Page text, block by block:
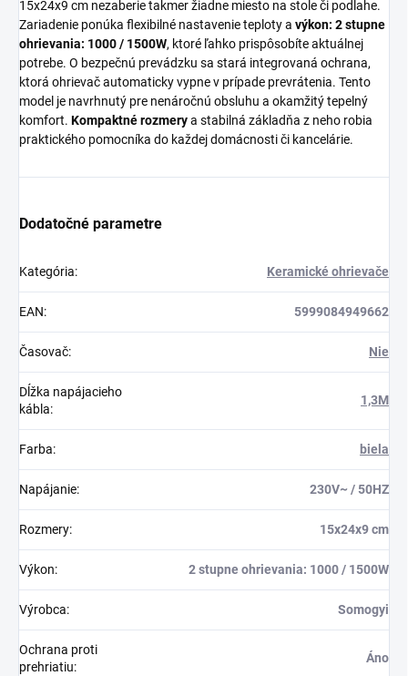
15x24x9 cm nezaberie takmer žiadne miesto na stole či podlahe.
Zariadenie ponúka flexibilné nastavenie teploty a výkon: 2 stupne
ohrievania: 1000 / 1500W, ktoré ľahko prispôsobíte aktuálnej
potrebe. O bezpečnú prevádzku sa stará integrovaná ochrana,
ktorá ohrievač automaticky vypne v prípade prevrátenia. Tento
model je navrhnutý pre nenáročnú obsluhu a okamžitý tepelný
komfort. Kompaktné rozmerya stabilná základňa z neho robia
praktického pomocníka do každej domácnosti či kancelárie.
Dodatočné parametre
Kategória: Keramické ohrievače
EAN: 5999084949662
Časovač: Nie
Dĺžka napájacieho
kábla:
1,3M
Farba: biela
Napájanie: 230V~ / 50HZ
Rozmery: 15x24x9 cm
Výkon: 2 stupne ohrievania: 1000 / 1500W
Výrobca: Somogyi
Ochrana proti
prehriatiu:
Áno